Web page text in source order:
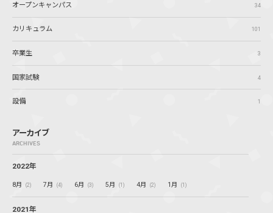
オープンキャンパス 34
カリキュラム 101
卒業生 3
国家試験 4
設備 1
アーカイブ
ARCHIVES
2022年
8月 (2) 7月 (4) 6月 (3) 5月 (1) 4月 (2) 1月 (1)
2021年